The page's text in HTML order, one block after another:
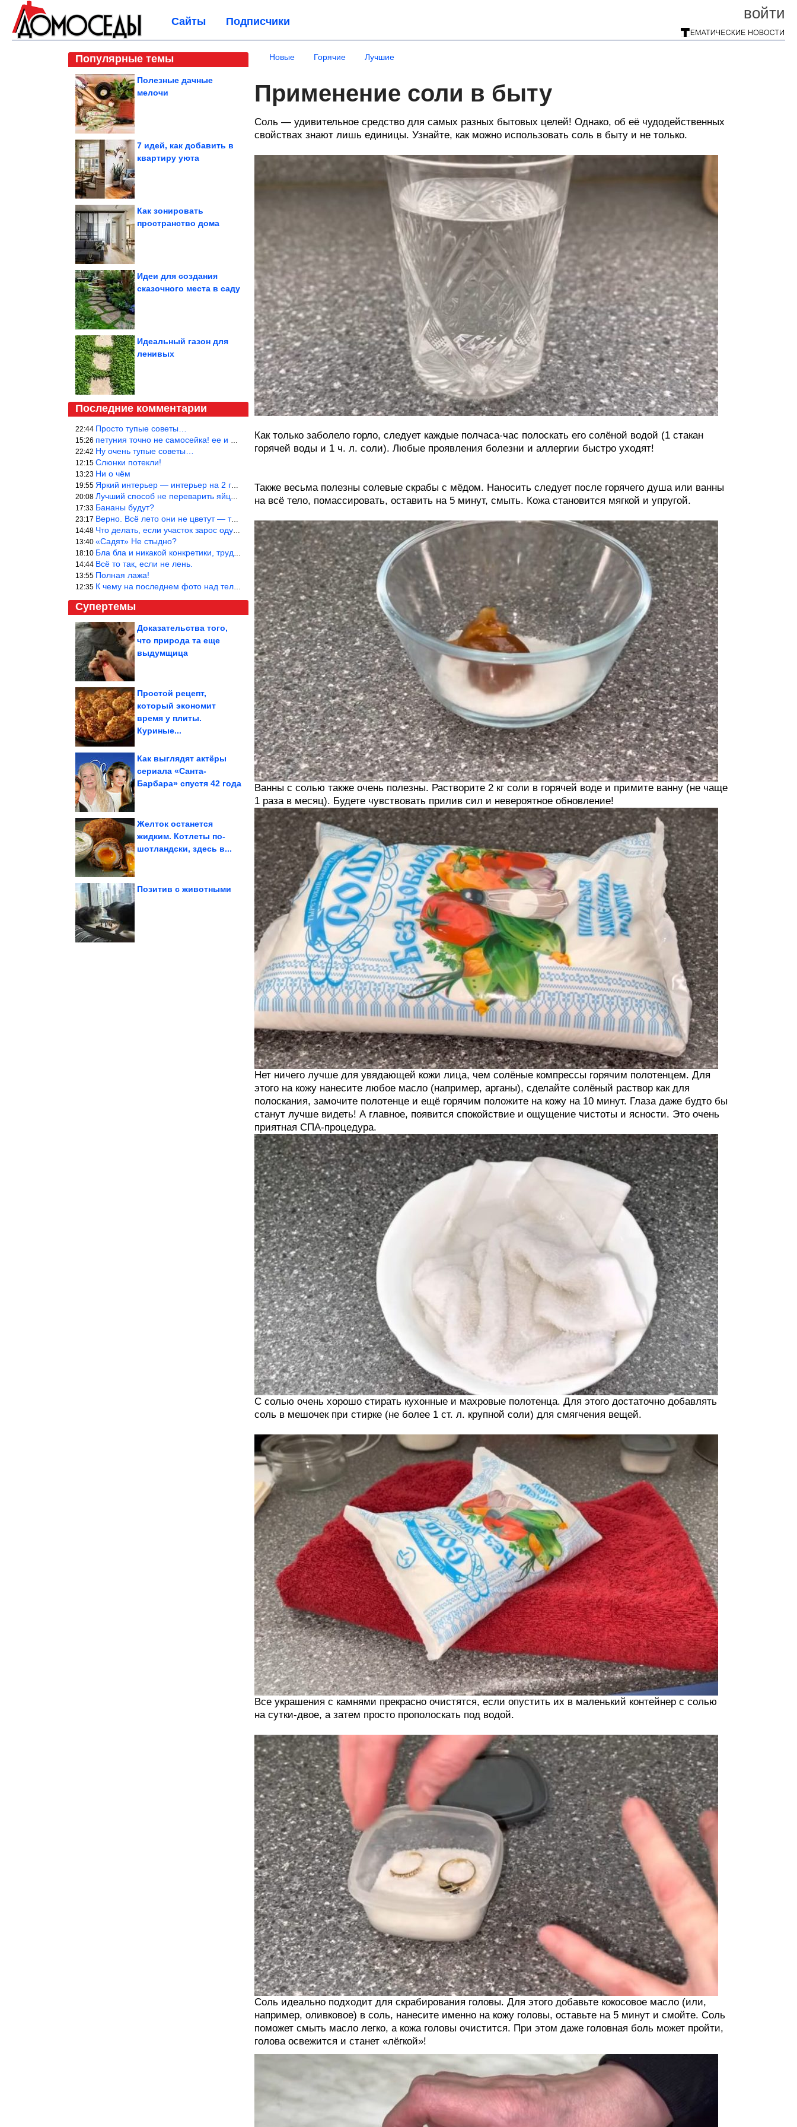
войти
Сайты Подписчики
Популярные темы
Полезные дачные
мелочи
7 идей, как добавить в
квартиру уюта
Как зонировать
пространство дома
Идеи для создания
сказочного места в саду
Идеальный газон для
ленивых
Последние комментарии
22:44 Просто тупые советы…
15:26 петуния точно не самосейка! ее и из рассады тяжело вырастить!
22:42 Ну очень тупые советы…
12:15 Слюнки потекли!
13:23 Ни о чём
19:55 Яркий интерьер — интерьер на 2 года! Человек должен отдыхать в с
20:08 Лучший способ не переварить яйцо — довести его до кипения и выкл
17:33 Бананы будут?
23:17 Верно. Всё лето они не цветут — только в его начале. Достаточно
14:48 Что делать, если участок зарос одуванчиками — ничего.
13:40 «Садят» Не стыдно?
18:10 Бла бла и никакой конкретики, трудно указать наименование рекоме
14:44 Всё то так, если не лень.
13:55 Полная лажа!
12:35 К чему на последнем фото над телевизором две полки? Делают интер
Супертемы
Для крупнейшего
в Африке Китай...
Доказательства того,
что природа та еще
выдумщица
Заброшенные печи —
Простой рецепт,
который экономит
время у плиты.
Куриные...
Как выглядят актёры
сериала «Санта-
Барбара» спустя 42 года
Какие запреты были в
Желток останется
жидким. Котлеты по-
шотландски, здесь в...
Позитив с животными
Новые Горячие Лучшие
Применение соли в быту
Соль — удивительное средство для самых разных бытовых целей! Однако, об её чудодейственных
свойствах знают лишь единицы. Узнайте, как можно использовать соль в быту и не только.
Как только заболело горло, следует каждые полчаса-час полоскать его солёной водой (1 стакан
горячей воды и 1 ч. л. соли). Любые проявления болезни и аллергии быстро уходят!
Также весьма полезны солевые скрабы с мёдом. Наносить следует после горячего душа или ванны
на всё тело, помассировать, оставить на 5 минут, смыть. Кожа становится мягкой и упругой.
Ванны с солью также очень полезны. Растворите 2 кг соли в горячей воде и примите ванну (не чаще
1 раза в месяц). Будете чувствовать прилив сил и невероятное обновление!
Нет ничего лучше для увядающей кожи лица, чем солёные компрессы горячим полотенцем. Для
этого на кожу нанесите любое масло (например, арганы), сделайте солёный раствор как для
полоскания, замочите полотенце и ещё горячим положите на кожу на 10 минут. Глаза даже будто бы
станут лучше видеть! А главное, появится спокойствие и ощущение чистоты и ясности. Это очень
приятная СПА-процедура.
С солью очень хорошо стирать кухонные и махровые полотенца. Для этого достаточно добавлять
соль в мешочек при стирке (не более 1 ст. л. крупной соли) для смягчения вещей.
Все украшения с камнями прекрасно очистятся, если опустить их в маленький контейнер с солью
на сутки-двое, а затем просто прополоскать под водой.
Соль идеально подходит для скрабирования головы. Для этого добавьте кокосовое масло (или,
например, оливковое) в соль, нанесите именно на кожу головы, оставьте на 5 минут и смойте. Соль
поможет смыть масло легко, а кожа головы очистится. При этом даже головная боль может пройти,
голова освежится и станет «лёгкой»!